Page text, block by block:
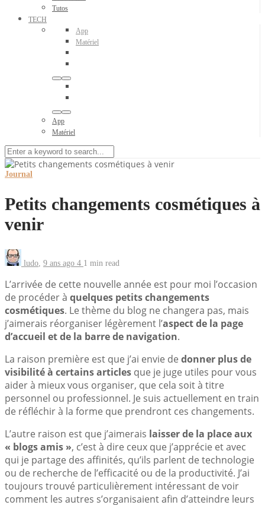
Tutos
TECH
App
Matériel
App
Matériel
Journal
Petits changements cosmétiques à
venir
ludo 9 ans ago 4 1 min read
L’arrivée de cette nouvelle année est pour moi l’occasion
de procéder à quelques petits changements
cosmétiques. Le thème du blog ne changera pas, mais
j’aimerais réorganiser légèrement l’aspect de la page
d’accueil et de la barre de navigation.
La raison première est que j’ai envie de donner plus de
visibilité à certains articles que je juge utiles pour vous
aider à mieux vous organiser, que cela soit à titre
personnel ou professionnel. Je suis actuellement en train
de réfléchir à la forme que prendront ces changements.
L’autre raison est que j’aimerais laisser de la place aux
« blogs amis », c’est à dire ceux que j’apprécie et avec
qui je partage des affinités, qu’ils parlent de technologie
ou de recherche de l’efficacité ou de la productivité. J’ai
toujours trouvé particulièrement intéressant de voir
comment les autres s’organisaient afin d’atteindre leurs